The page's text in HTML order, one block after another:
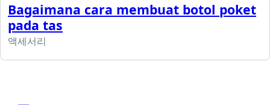
Bagaimana cara membuat botol poket
pada tas
액세서리